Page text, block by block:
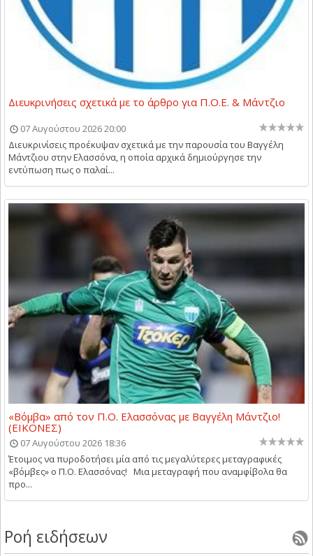
Διευκρινήσεις σχετικά με το άρθρο για Π.Ο.Ε. & Μάντζιο
07 Αυγούστου 2026 20:00
Διευκρινίσεις προέκυψαν σχετικά με την παρουσία του Βαγγέλη
Μάντζιου στην Ελασσόνα, η οποία αρχικά δημιούργησε την
εντύπωση πως ο παλαί...
«Βόμβα» από τον Π.Ο. Ελασσόνας με Βαγγέλη Μάντζιο!
(ΕΙΚΟΝΕΣ)
07 Αυγούστου 2026 18:36
Έτοιμος να πυροδοτήσει μία από τις μεγαλύτερες μεταγραφικές
«βόμβες» ο Π.Ο. Ελασσόνας! Μια μεταγραφή που αναμφίβολα θα
προ...
Ροή ειδήσεων